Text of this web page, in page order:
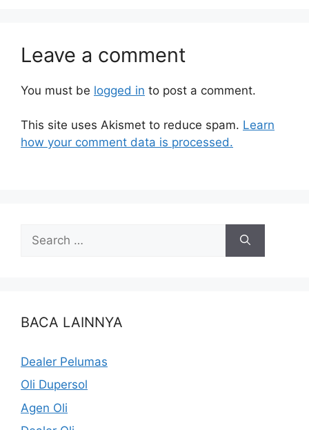
Leave a comment
You must be logged in to post a comment.
This site uses Akismet to reduce spam. Learn
how your comment data is processed.
BACA LAINNYA
Dealer Pelumas
Oli Dupersol
Agen Oli